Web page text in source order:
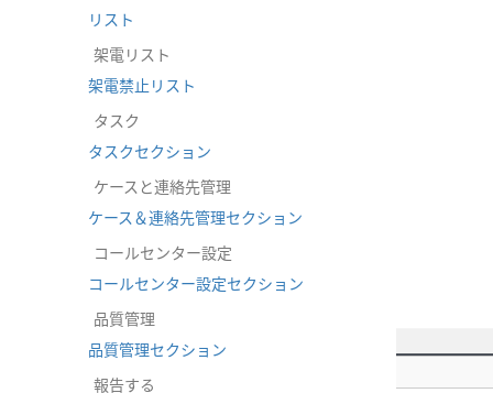
リスト
架電リスト
架電禁止リスト
タスク
タスクセクション
ケースと連絡先管理
ケース＆連絡先管理セクション
コールセンター設定
コールセンター設定セクション
品質管理
品質管理セクション
報告する